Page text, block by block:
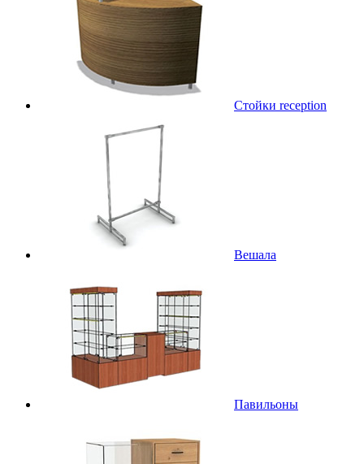
Стойки reception
Вешала
Павильоны